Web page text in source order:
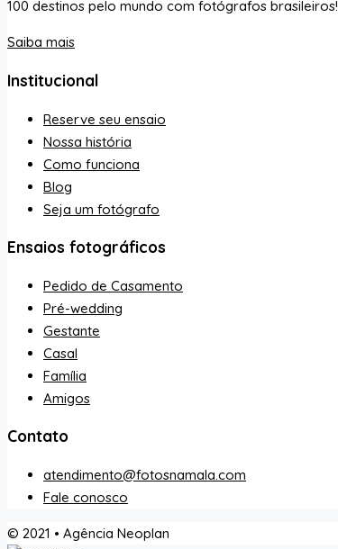
100 destinos pelo mundo com fotógrafos brasileiros!
Saiba mais
Institucional
Reserve seu ensaio
Nossa história
Como funciona
Blog
Seja um fotógrafo
Ensaios fotográficos
Pedido de Casamento
Pré-wedding
Gestante
Casal
Família
Amigos
Contato
atendimento@fotosnamala.com
Fale conosco
© 2021 • Agência Neoplan